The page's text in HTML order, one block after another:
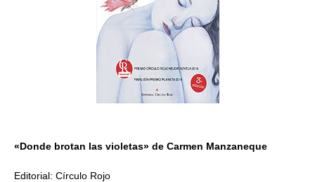
«Donde brotan las violetas» de Carmen Manzaneque
Editorial: Círculo Rojo